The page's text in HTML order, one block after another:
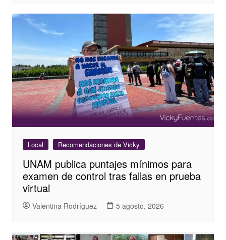
Local Recomendaciones de Vicky
UNAM publica puntajes mínimos para
examen de control tras fallas en prueba
virtual
Valentina Rodríguez 5 agosto, 2026